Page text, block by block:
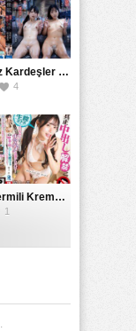
Gerçek Kız Kardeşler hipnoz ve zihin kontrolü altında liebe阴茎 için yalvaran kızlar: Mısakı Nemıne Mına Hınano
4
Gerçek Mermili Kremalı Pasta Büyük Dağıtımı, Ben Herkesin Özel Placesine Hizmet Eden En Üst Düzey Erotik Ürünler Günün Fırsatı
1